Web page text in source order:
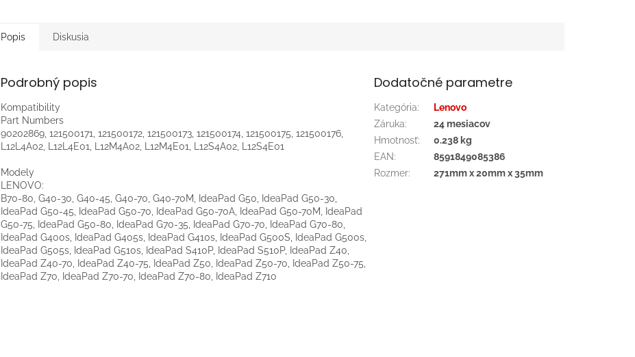
Popis Diskusia
Podrobný popis
Kompatibility
Part Numbers
90202869, 121500171, 121500172, 121500173, 121500174, 121500175, 121500176,
L12L4A02, L12L4E01, L12M4A02, L12M4E01, L12S4A02, L12S4E01
Modely
LENOVO:
B70-80, G40-30, G40-45, G40-70, G40-70M, IdeaPad G50, IdeaPad G50-30,
IdeaPad G50-45, IdeaPad G50-70, IdeaPad G50-70A, IdeaPad G50-70M, IdeaPad
G50-75, IdeaPad G50-80, IdeaPad G70-35, IdeaPad G70-70, IdeaPad G70-80,
IdeaPad G400s, IdeaPad G405s, IdeaPad G410s, IdeaPad G500S, IdeaPad G500s,
IdeaPad G505s, IdeaPad G510s, IdeaPad S410P, IdeaPad S510P, IdeaPad Z40,
IdeaPad Z40-70, IdeaPad Z40-75, IdeaPad Z50, IdeaPad Z50-70, IdeaPad Z50-75,
IdeaPad Z70, IdeaPad Z70-70, IdeaPad Z70-80, IdeaPad Z710
Dodatočné parametre
Kategória:
Lenovo
Záruka:
24 mesiacov
Hmotnosť:
0.238 kg
EAN:
8591849085386
Rozmer: 271mm x 20mm x 35mm